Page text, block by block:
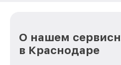
О нашем
в Краснодаре